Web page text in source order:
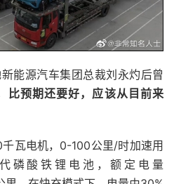
能源汽车集团总裁刘永灼后曾
比预期还要好，应该从目前来
瓦电机，0-100公里/时加速用
磷酸铁锂电池，额定电量